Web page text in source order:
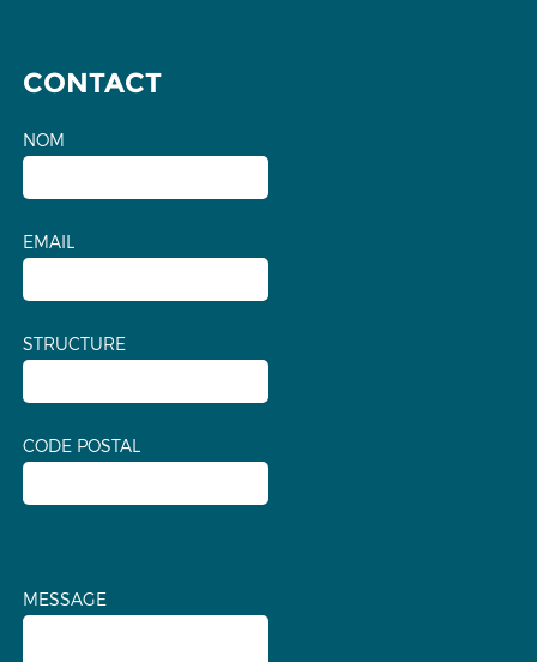
CONTACT
NOM
EMAIL
STRUCTURE
CODE POSTAL
MESSAGE